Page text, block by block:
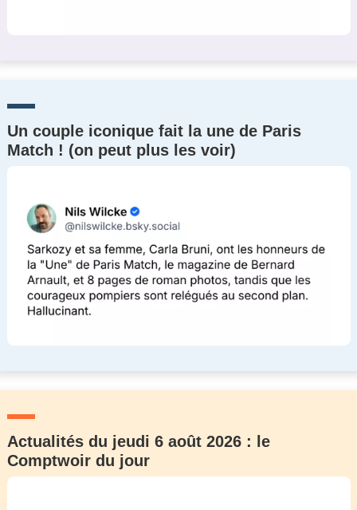
Un couple iconique fait la une de Paris
Match ! (on peut plus les voir)
Actualités du jeudi 6 août 2026 : le
Comptwoir du jour